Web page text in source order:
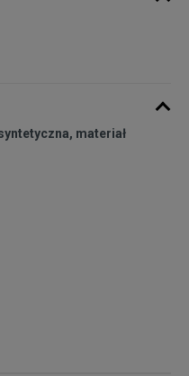
materiał